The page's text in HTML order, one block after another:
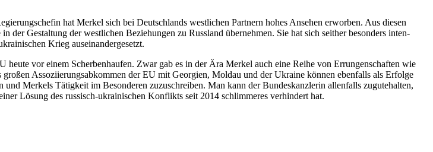
hat Merkel sich bei Deutsch­lands west­li­chen Part­nern hohes Ansehen erwor­ben. Aus diesen
Gestal­tung der west­li­chen Bezie­hun­gen zu Russ­land über­neh­men. Sie hat sich seither beson­ders inten­
Krieg auseinandergesetzt.
vor einem Scher­ben­hau­fen. Zwar gab es in der Ära Merkel auch eine Reihe von Errun­gen­schaf­ten wie
Asso­zi­ie­rungs­ab­kom­men der EU mit Geor­gien, Moldau und der Ukraine können eben­falls als Erfolge
Merkels Tätig­keit im Beson­de­ren zuzu­schrei­ben. Man kann der Bun­des­kanz­le­rin allen­falls zugu­te­hal­ten,
Lösung des rus­sisch-ukrai­ni­schen Kon­flikts seit 2014 schlim­me­res ver­hin­dert hat.